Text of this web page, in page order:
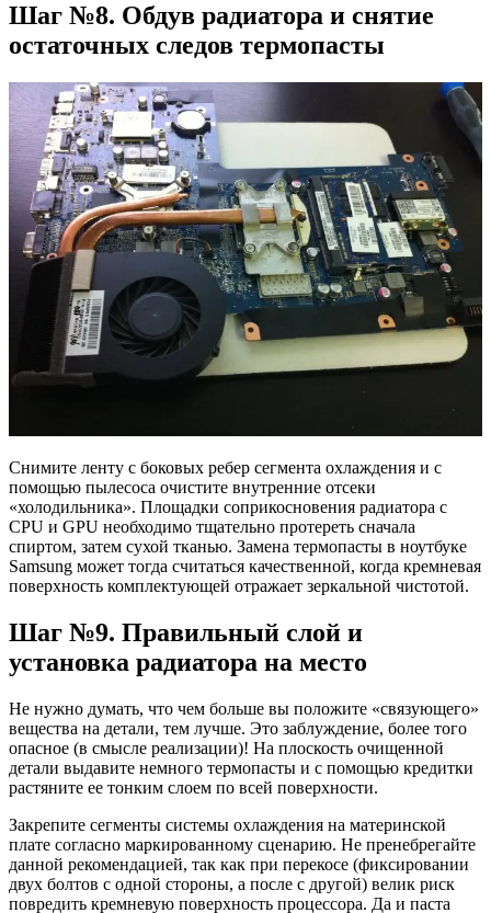
Шаг №8. Обдув радиатора и снятие
остаточных следов термопасты
Снимите ленту с боковых ребер сегмента охлаждения и с
помощью пылесоса очистите внутренние отсеки
«холодильника». Площадки соприкосновения радиатора с
CPU и GPU необходимо тщательно протереть сначала
спиртом, затем сухой тканью. Замена термопасты в ноутбуке
Samsung может тогда считаться качественной, когда кремневая
поверхность комплектующей отражает зеркальной чистотой.
Шаг №9. Правильный слой и
установка радиатора на место
Не нужно думать, что чем больше вы положите «связующего»
вещества на детали, тем лучше. Это заблуждение, более того
опасное (в смысле реализации)! На плоскость очищенной
детали выдавите немного термопасты и с помощью кредитки
растяните ее тонким слоем по всей поверхности.
Закрепите сегменты системы охлаждения на материнской
плате согласно маркированному сценарию. Не пренебрегайте
данной рекомендацией, так как при перекосе (фиксировании
двух болтов с одной стороны, а после с другой) велик риск
повредить кремневую поверхность процессора. Да и паста